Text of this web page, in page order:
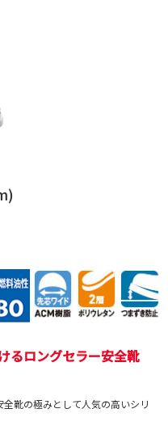
るロングセラー安全靴
靴の極みとして人気の高いシリ